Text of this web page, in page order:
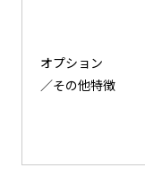
オプション
／その他特徴